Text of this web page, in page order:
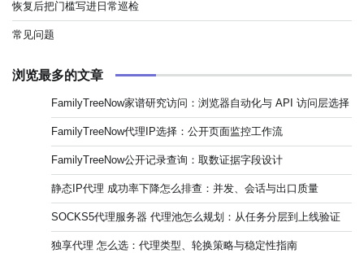
恢复后把门槛写进日常巡检
常见问题
浏览最多的文章
FamilyTreeNow家谱研究访问：浏览器自动化与 API 访问层选择
FamilyTreeNow代理IP选择：公开页面监控工作流
FamilyTreeNow公开记录查询：取数证据字段设计
静态IP代理 成功率下降怎么排查：并发、会话与出口质量
SOCKS5代理服务器 代理池怎么规划：从任务分层到上线验证
独享代理 怎么选：代理类型、轮换策略与稳定性指南